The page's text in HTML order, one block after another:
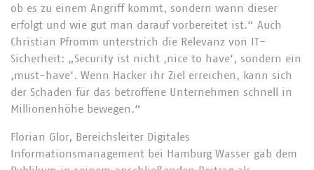
ob es zu einem Angriff kommt, sondern wann dieser
erfolgt und wie gut man darauf vorbereitet ist.“ Auch
Christian Pfromm unterstrich die Relevanz von IT-
Sicherheit: „Security ist nicht ‚nice to have‘, sondern ein
‚must-have‘. Wenn Hacker ihr Ziel erreichen, kann sich
der Schaden für das betroffene Unternehmen schnell in
Millionenhöhe bewegen.“
Florian Glor, Bereichsleiter Digitales
Informationsmanagement bei Hamburg Wasser gab dem